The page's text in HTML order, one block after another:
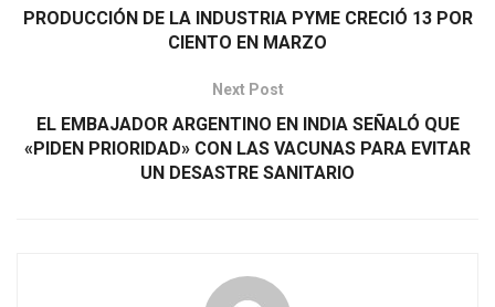
PRODUCCIÓN DE LA INDUSTRIA PYME CRECIÓ 13 POR
CIENTO EN MARZO
Next Post
EL EMBAJADOR ARGENTINO EN INDIA SEÑALÓ QUE
«PIDEN PRIORIDAD» CON LAS VACUNAS PARA EVITAR
UN DESASTRE SANITARIO